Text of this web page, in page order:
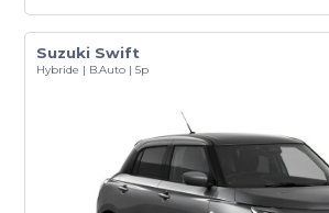
Suzuki Swift
Hybride | B.Auto | 5p